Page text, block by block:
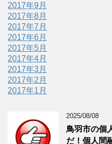
2017年9月
2017年8月
2017年7月
2017年6月
2017年5月
2017年4月
2017年3月
2017年2月
2017年1月
2025/08/08
鳥羽市の個
だ！個人間